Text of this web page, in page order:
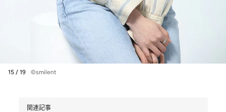
15 / 19 ©smilent
関連記事